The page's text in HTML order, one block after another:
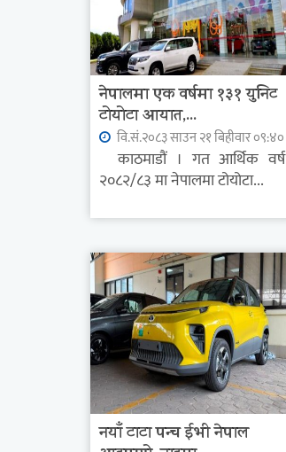
नेपालमा एक वर्षमा १३१ युनिट
टोयोटा आयात,...
वि.सं.२०८३ साउन २१ बिहीवार ०९:४०
काठमाडौं । गत आर्थिक वर्ष
२०८२/८३ मा नेपालमा टोयोटा...
नयाँ टाटा पन्च ईभी नेपाल